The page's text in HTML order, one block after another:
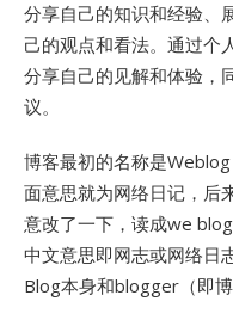
分享自己的知识和经验、
己的观点和看法。通过个
分享自己的见解和体验，
议。
博客最初的名称是
面意思就为网络日记，后
意改了一下，读成we
中文意思即网志或网络日
Blog本身和blogger（即博